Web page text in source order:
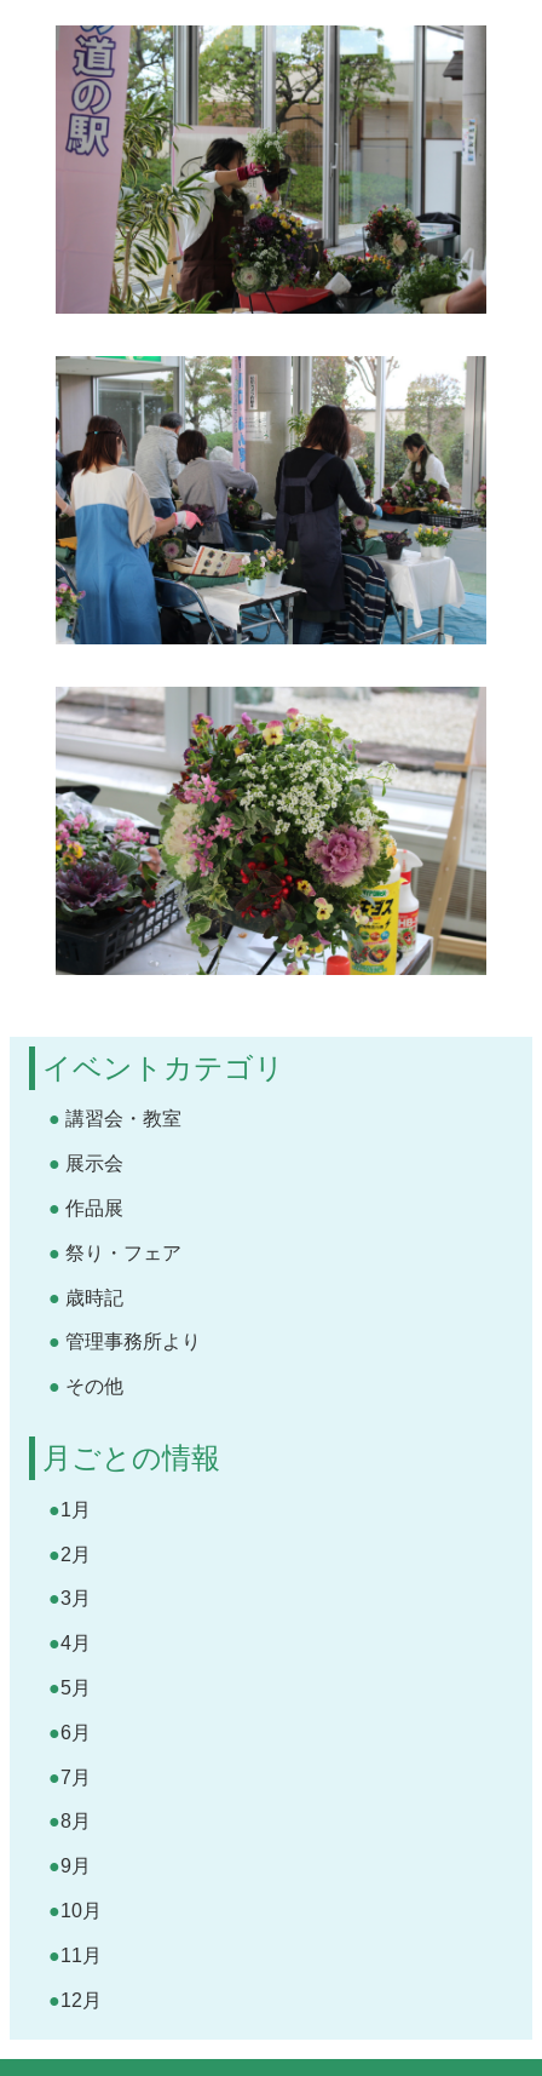
イベントカテゴリ
講習会・教室
展示会
作品展
祭り・フェア
歳時記
管理事務所より
その他
月ごとの情報
1月
2月
3月
4月
5月
6月
7月
8月
9月
10月
11月
12月